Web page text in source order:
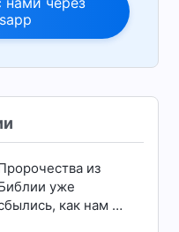
из
уже
как нам не